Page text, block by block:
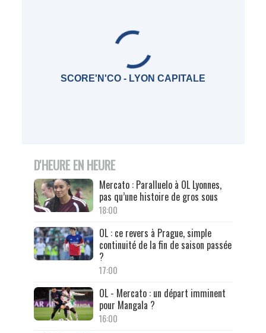
SCORE'N'CO - LYON CAPITALE
D'HEURE EN HEURE
Mercato : Paralluelo à OL Lyonnes,
pas qu’une histoire de gros sous
18:00
OL : ce revers à Prague, simple
continuité de la fin de saison passée
?
17:00
OL - Mercato : un départ imminent
pour Mangala ?
16:00